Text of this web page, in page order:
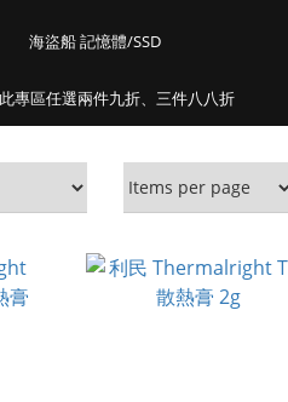
海盜船 記憶體/SSD
此專區任選兩件九折、三件八八折